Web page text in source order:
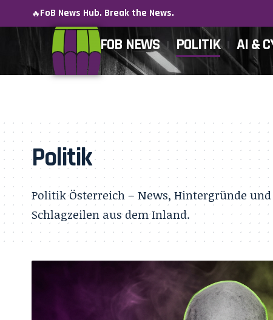
🔥FoB News Hub. Break the News.
FOB NEWS POLITIK AI &
Politik
Politik Österreich – News, Hintergründe
Schlagzeilen aus dem Inland.